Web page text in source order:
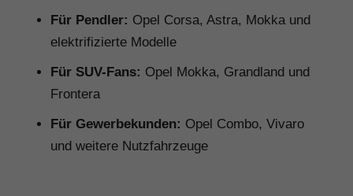
Für Pendler: Opel Corsa, Astra, Mokka und
elektrifizierte Modelle
Für SUV-Fans: Opel Mokka, Grandland und
Frontera
Für Gewerbekunden: Opel Combo, Vivaro
und weitere Nutzfahrzeuge